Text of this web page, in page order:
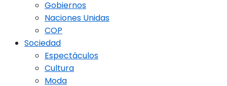
Gobiernos
Naciones Unidas
COP
Sociedad
Espectáculos
Cultura
Moda